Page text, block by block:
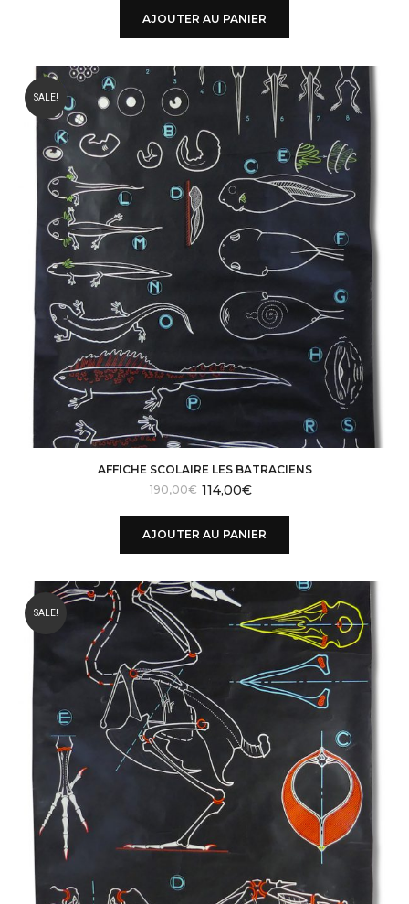
AJOUTER AU PANIER
SALE!
AFFICHE SCOLAIRE LES BATRACIENS
initial
était :
190,00€
actuel
est :
114,00€
AJOUTER AU PANIER
SALE!